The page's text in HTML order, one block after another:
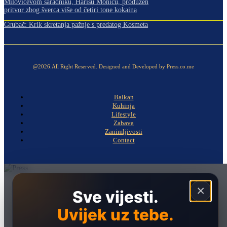
Milovićevom saradniku, Harisu Moniću, produžen
pritvor zbog šverca više od četiri tone kokaina
Grubač: Krik skretanja pažnje s predatog Kosmeta
@2026.All Right Reserved. Designed and Developed by Press.co.me
Balkan
Kuhinja
Lifestyle
Zabava
Zanimljivosti
Contact
×
Sve vijesti.
Uvijek uz tebe.